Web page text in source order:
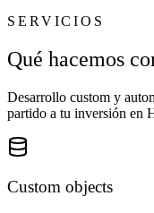
SERVICIOS
Qué hacemos
Desarrollo custom y
partido a tu inversión en
Custom objects